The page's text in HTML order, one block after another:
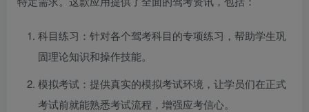
科目练习：针对各个驾考科目的专项练习，帮助学生巩
固理论知识和操作技能。
模拟考试：提供真实的模拟考试环境，让学员们在正式
考试前就能熟悉考试流程，增强应考信心。